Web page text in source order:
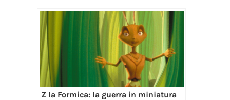
Z la Formica: la guerra in miniatura